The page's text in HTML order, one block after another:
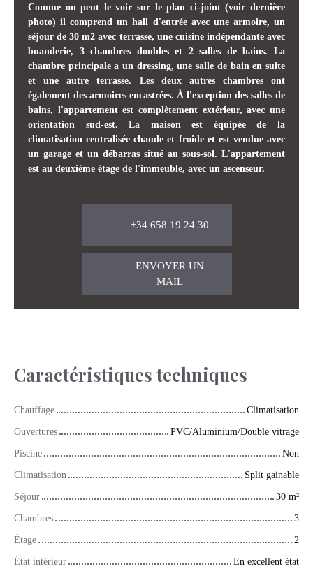
Comme on peut le voir sur le plan ci-joint (voir dernière
photo) il comprend un hall d'entrée avec une armoire, un
séjour de 30 m2 avec terrasse, une cuisine indépendante avec
buanderie, 3 chambres doubles et 2 salles de bains. La
chambre principale a un dressing, une salle de bain en suite
et une autre terrasse. Les deux autres chambres ont
également des armoires encastrées. À l'exception des salles de
bains, l'appartement est complètement extérieur, avec une
orientation sud-est. La maison est équipée de la
climatisation centralisée chaude et froide et est vendue avec
un garage et un débarras situé au sous-sol. L'appartement
est au deuxième étage de l'immeuble, avec un ascenseur.
+34 658 19 24 30
ENVOYER UN
MAIL
Caractéristiques techniques
Chauffage
Climatisation
Ouvertures
PVC/Aluminium/Double vitrage
Piscine
Non
Climatisation
Split gainable
Séjour
30 m²
Chambres
3
Étage
2
État intérieur
En excellent état